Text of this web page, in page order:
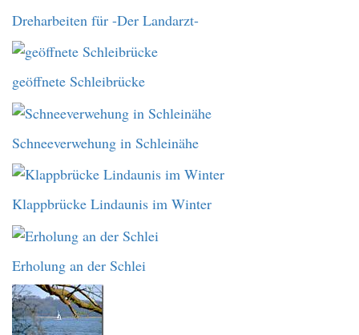
Dreharbeiten für -Der Landarzt-
geöffnete Schleibrücke
Schneeverwehung in Schleinähe
Klappbrücke Lindaunis im Winter
Erholung an der Schlei